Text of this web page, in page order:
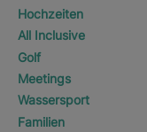
Hochzeiten
All Inclusive
Golf
Meetings
Wassersport
Familien